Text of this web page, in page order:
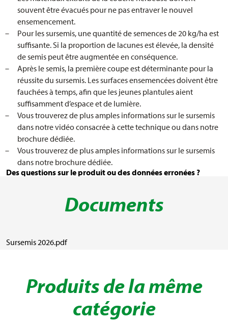
souvent être évacués pour ne pas entraver le nouvel
ensemencement.
Pour les sursemis, une quantité de semences de 20 kg/ha est
suffisante. Si la proportion de lacunes est élevée, la densité
de semis peut être augmentée en conséquence.
Après le semis, la première coupe est déterminante pour la
réussite du sursemis. Les surfaces ensemencées doivent être
fauchées à temps, afin que les jeunes plantules aient
suffisamment d’espace et de lumière.
Vous trouverez de plus amples informations sur le sursemis
dans notre vidéo consacrée à cette technique ou dans notre
brochure dédiée.
Vous trouverez de plus amples informations sur le sursemis
dans notre brochure dédiée.
Des questions sur le produit ou des données erronées ?
Documents
Sursemis 2026.pdf
Produits de la même
catégorie